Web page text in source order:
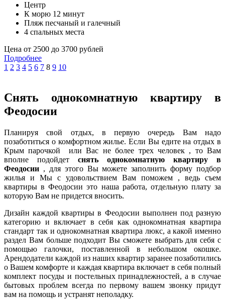
Центр
К морю 12 минут
Пляж песчаный и галечный
4 спальных места
Цена от 2500 до 3700 рублей
Подробнее
1 2 3 4 5 6 7 8 9 10
Снять однокомнатную квартиру в
Феодосии
Планируя свой отдых, в первую очередь Вам надо
позаботиться о комфортном жилье. Если Вы едите на отдых в
Крым парочкой или Вас не более трех человек , то Вам
вполне подойдет снять однокомнатную квартиру в
Феодосии , для этого Вы можете заполнить форму подбор
жилья и Мы с удовольствием Вам поможем , ведь съем
квартиры в Феодосии это наша работа, отдельную плату за
которую Вам не придется вносить.
Дизайн каждой квартиры в Феодосии выполнен под разную
категорию и включает в себя как однокомнатная квартира
стандарт так и однокомнатная квартира люкс, а какой именно
раздел Вам больше подходит Вы сможете выбрать для себя с
помощью галочки, поставленной в небольшом окошке.
Арендодатели каждой из наших квартир заранее позаботились
о Вашем комфорте и каждая квартира включает в себя полный
комплект посуды и постельных принадлежностей, а в случае
бытовых проблем всегда по первому вашем звонку придут
вам на помощь и устранят неполадку.